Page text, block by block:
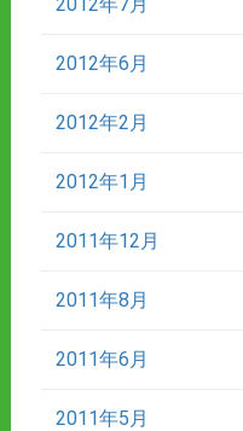
2012年6月
2012年2月
2012年1月
2011年12月
2011年8月
2011年6月
2011年5月